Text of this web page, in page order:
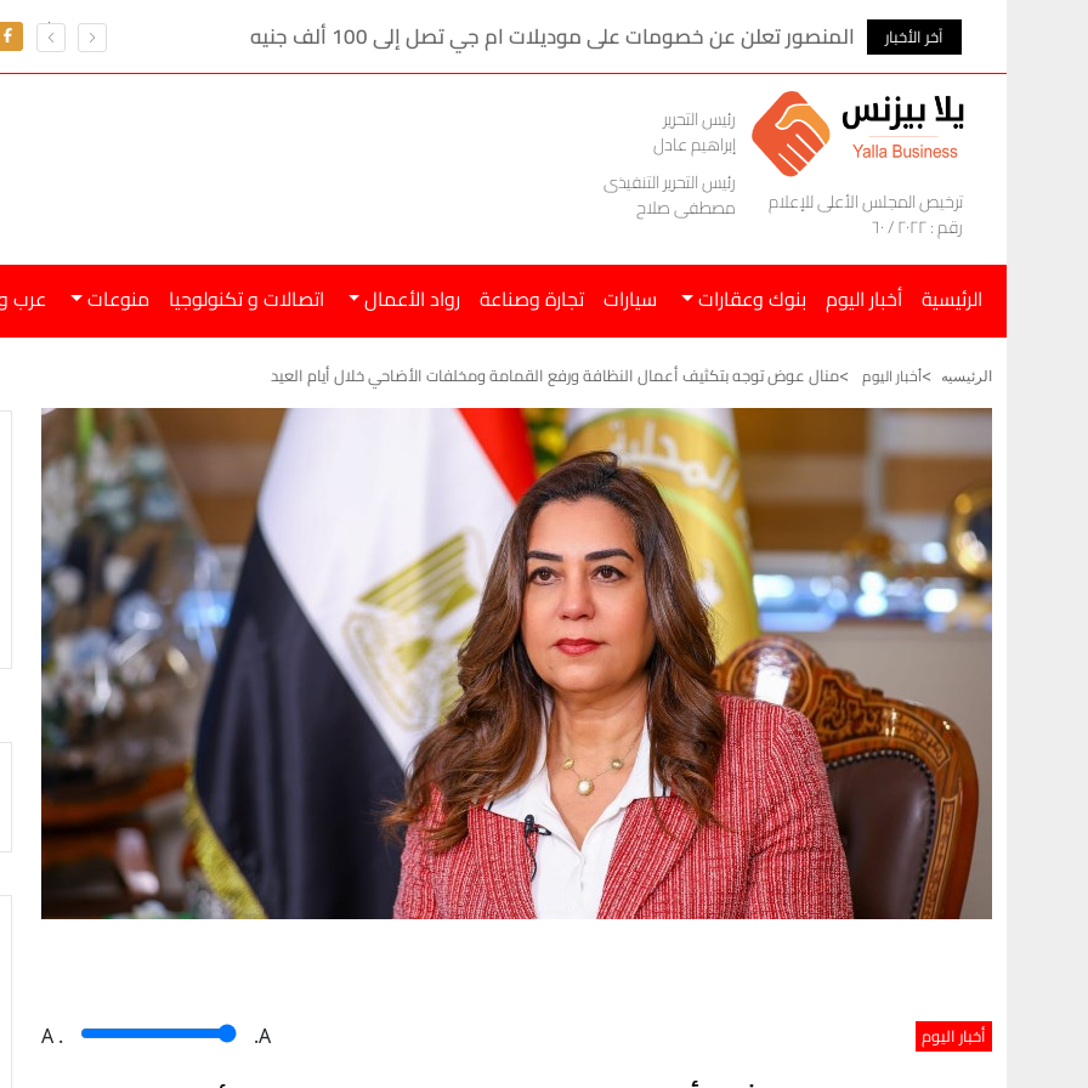
آخر الأخبار المنصور تعلن عن خصومات على موديلات ام جي تصل إلى 100 ألف جنيه
ترخيص المجلس الأعلى للإعلام
رقم : ٢٠٢٢ / ٦٠
رئيس التحرير
إبراهيم عادل
رئيس التحرير التنفيذى
مصطفى صلاح
الرئيسية أخبار اليوم بنوك وعقارات سيارات تجارة وصناعة رواد الأعمال اتصالات و تكنولوجيا منوعات عرب
الرئيسيه أخبار اليوم منال عوض توجه بتكثيف أعمال النظافة ورفع القمامة ومخلفات الأضاحي خلال أيام العيد
أخبار اليوم A . .A